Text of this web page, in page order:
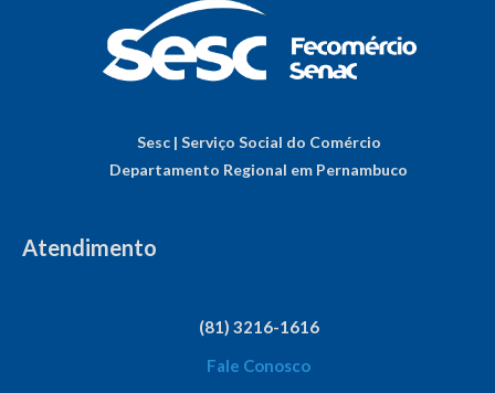
Sesc | Serviço Social do Comércio
Departamento Regional em Pernambuco
Atendimento
(81) 3216-1616
Fale Conosco